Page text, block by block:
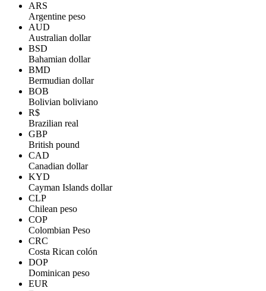
ARS
Argentine peso
AUD
Australian dollar
BSD
Bahamian dollar
BMD
Bermudian dollar
BOB
Bolivian boliviano
R$
Brazilian real
GBP
British pound
CAD
Canadian dollar
KYD
Cayman Islands dollar
CLP
Chilean peso
COP
Colombian Peso
CRC
Costa Rican colón
DOP
Dominican peso
EUR